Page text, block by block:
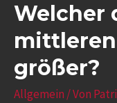
Welcher
größer?
Allgemein / Von